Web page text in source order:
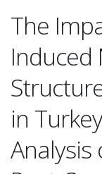
The
Induced
in
Analysis